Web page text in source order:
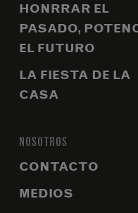
HONRRAR EL
PASADO,
EL FUTURO
LA FIESTA DE LA
CASA
NOSOTROS
CONTACTO
MEDIOS